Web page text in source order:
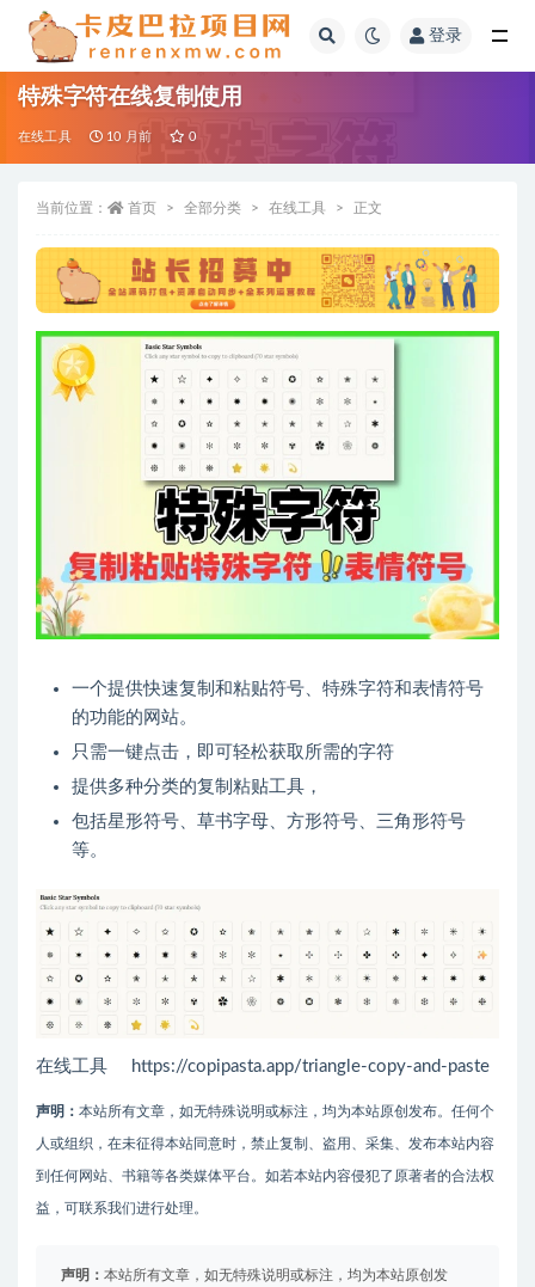
登录
特殊字符在线复制使用
在线工具 10 月前 0
当前位置： 首页 全部分类 在线工具 正文
一个提供快速复制和粘贴符号、特殊字符和表情符号
的功能的网站。
只需一键点击，即可轻松获取所需的字符
提供多种分类的复制粘贴工具，
包括星形符号、草书字母、方形符号、三角形符号
等。
在线工具 https://copipasta.app/triangle-copy-and-paste
声明： 本站所有文章，如无特殊说明或标注，均为本站原创发布。任何个
人或组织，在未征得本站同意时，禁止复制、盗用、采集、发布本站内容
到任何网站、书籍等各类媒体平台。如若本站内容侵犯了原著者的合法权
益，可联系我们进行处理。
声明： 本站所有文章，如无特殊说明或标注，均为本站原创发
全部